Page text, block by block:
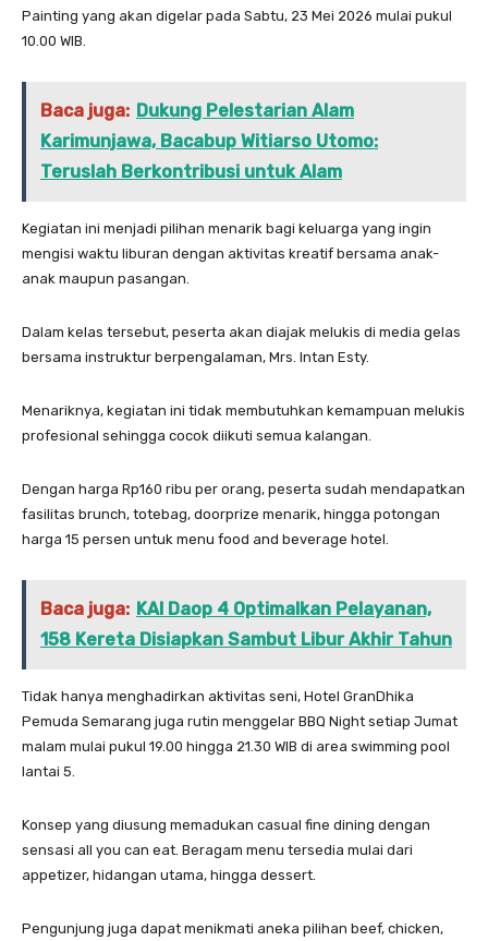
Painting yang akan digelar pada Sabtu, 23 Mei 2026 mulai pukul
10.00 WIB.
Baca juga: Dukung Pelestarian Alam
Karimunjawa, Bacabup Witiarso Utomo:
Teruslah Berkontribusi untuk Alam
Kegiatan ini menjadi pilihan menarik bagi keluarga yang ingin
mengisi waktu liburan dengan aktivitas kreatif bersama anak-
anak maupun pasangan.
Dalam kelas tersebut, peserta akan diajak melukis di media gelas
bersama instruktur berpengalaman, Mrs. Intan Esty.
Menariknya, kegiatan ini tidak membutuhkan kemampuan melukis
profesional sehingga cocok diikuti semua kalangan.
Dengan harga Rp160 ribu per orang, peserta sudah mendapatkan
fasilitas brunch, totebag, doorprize menarik, hingga potongan
harga 15 persen untuk menu food and beverage hotel.
Baca juga: KAI Daop 4 Optimalkan Pelayanan,
158 Kereta Disiapkan Sambut Libur Akhir Tahun
Tidak hanya menghadirkan aktivitas seni, Hotel GranDhika
Pemuda Semarang juga rutin menggelar BBQ Night setiap Jumat
malam mulai pukul 19.00 hingga 21.30 WIB di area swimming pool
lantai 5.
Konsep yang diusung memadukan casual fine dining dengan
sensasi all you can eat. Beragam menu tersedia mulai dari
appetizer, hidangan utama, hingga dessert.
Pengunjung juga dapat menikmati aneka pilihan beef, chicken,